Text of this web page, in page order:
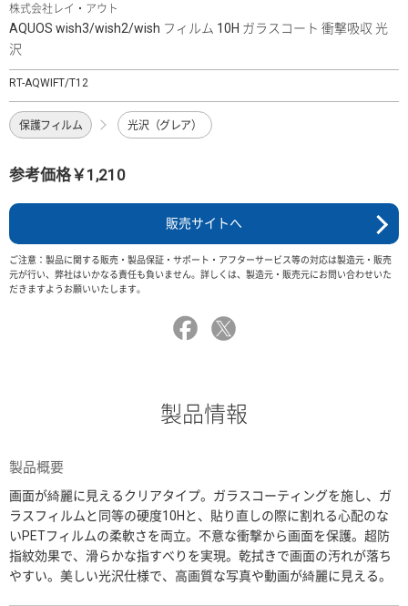
株式会社レイ・アウト
AQUOS wish3/wish2/wish フィルム 10H ガラスコート 衝撃吸収 光
沢
RT-AQWIFT/T12
保護フィルム 光沢（グレア）
参考価格￥1,210
販売サイトへ
ご注意：製品に関する販売・製品保証・サポート・アフターサービス等の対応は製造元・販売
元が行い、弊社はいかなる責任も負いません。詳しくは、製造元・販売元にお問い合わせいた
だきますようお願いいたします。
製品情報
製品概要
画面が綺麗に見えるクリアタイプ。ガラスコーティングを施し、ガ
ラスフィルムと同等の硬度10Hと、貼り直しの際に割れる心配のな
いPETフィルムの柔軟さを両立。不意な衝撃から画面を保護。超防
指紋効果で、滑らかな指すべりを実現。乾拭きで画面の汚れが落ち
やすい。美しい光沢仕様で、高画質な写真や動画が綺麗に見える。